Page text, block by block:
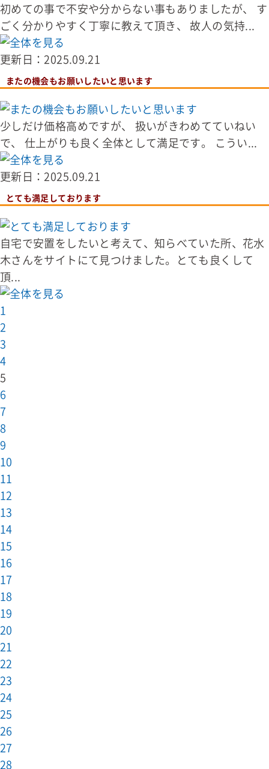
初めての事で不安や分からない事もありましたが、 す
ごく分かりやすく丁寧に教えて頂き、 故人の気持...
更新日：2025.09.21
またの機会もお願いしたいと思います
少しだけ価格高めですが、 扱いがきわめてていねい
で、 仕上がりも良く全体として満足です。 こうい...
更新日：2025.09.21
とても満足しております
自宅で安置をしたいと考えて、知らべていた所、花水
木さんをサイトにて見つけました。とても良くして
頂...
1
2
3
4
5
6
7
8
9
10
11
12
13
14
15
16
17
18
19
20
21
22
23
24
25
26
27
28